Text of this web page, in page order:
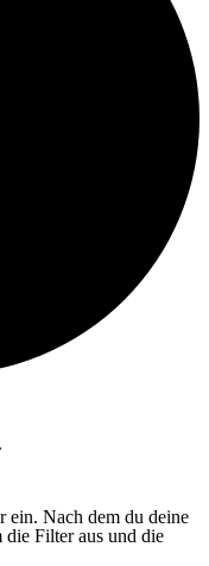
ein. Nach dem du deine
die Filter aus und die